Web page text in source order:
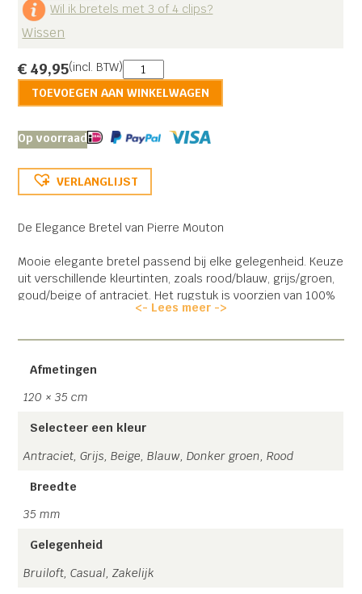
Wil ik bretels met 3 of 4 clips?
Wissen
€49,95(incl. BTW) Elegance
Bretel
aantal
TOEVOEGEN AAN WINKELWAGEN
Op voorraad
VERLANGLIJST
De Elegance Bretel van Pierre Mouton
Mooie elegante bretel passend bij elke gelegenheid. Keuze
uit verschillende kleurtinten, zoals rood/blauw, grijs/groen,
goud/beige of antraciet. Het rugstuk is voorzien van 100%
Rundleer, en een zilverkleurige clip.
metalen rugstukje zodat deze naar wens versteld kan
Hier wordt de kracht per clip beter verdeeld.
Informatie over welke maat bretel u nodig heeft? Klik hier
<- Lees meer ->
Afmetingen
120 × 35 cm
Selecteer een kleur
Antraciet, Grijs, Beige, Blauw, Donker groen, Rood
Breedte
35 mm
Gelegenheid
Bruiloft, Casual, Zakelijk